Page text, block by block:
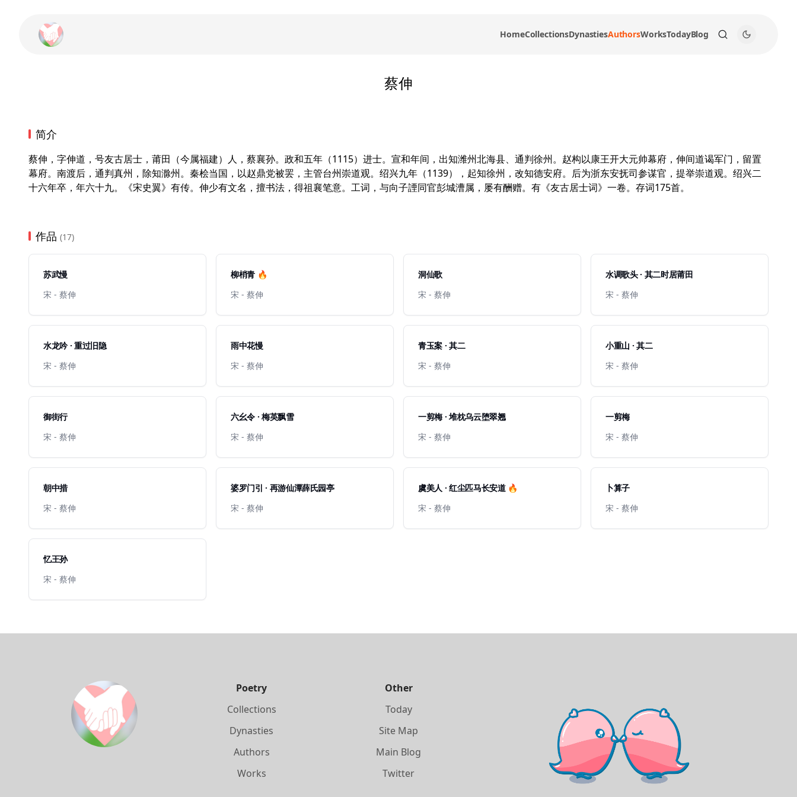
HomeCollectionsDynastiesAuthorsWorksTodayBlog
蔡伸
简介
蔡伸，字伸道，号友古居士，莆田（今属福建）人，蔡襄孙。政和五年（1115）进士。宣和年间，出知潍州北海县、通判徐州。赵构以康王开大元帅幕府，伸间道谒军门，留置
幕府。南渡后，通判真州，除知滁州。秦桧当国，以赵鼎党被罢，主管台州崇道观。绍兴九年（1139），起知徐州，改知德安府。后为浙东安抚司参谋官，提举崇道观。绍兴二
十六年卒，年六十九。《宋史翼》有传。伸少有文名，擅书法，得祖襄笔意。工词，与向子諲同官彭城漕属，屡有酬赠。有《友古居士词》一卷。存词175首。
作品 (17)
苏武慢
宋 - 蔡伸
柳梢青 🔥
宋 - 蔡伸
洞仙歌
宋 - 蔡伸
水调歌头 · 其二时居莆田
宋 - 蔡伸
水龙吟 · 重过旧隐
宋 - 蔡伸
雨中花慢
宋 - 蔡伸
青玉案 · 其二
宋 - 蔡伸
小重山 · 其二
宋 - 蔡伸
御街行
宋 - 蔡伸
六幺令 · 梅英飘雪
宋 - 蔡伸
一剪梅 · 堆枕乌云堕翠翘
宋 - 蔡伸
一剪梅
宋 - 蔡伸
朝中措
宋 - 蔡伸
婆罗门引 · 再游仙潭薛氏园亭
宋 - 蔡伸
虞美人 · 红尘匹马长安道 🔥
宋 - 蔡伸
卜算子
宋 - 蔡伸
忆王孙
宋 - 蔡伸
Poetry
Collections
Dynasties
Authors
Works
Other
Today
Site Map
Main Blog
Twitter